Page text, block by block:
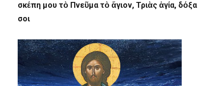
σκέπη μου τὸ Πνεῦμα τὸ ἅγιον, Τριὰς ἁγία, δόξα
σοι